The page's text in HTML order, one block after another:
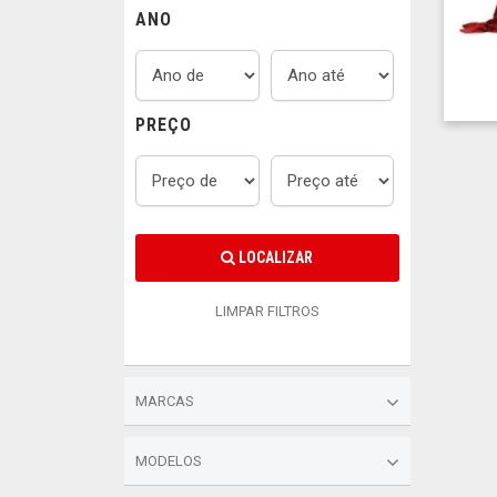
ANO
PREÇO
LOCALIZAR
LIMPAR FILTROS
MARCAS
MODELOS